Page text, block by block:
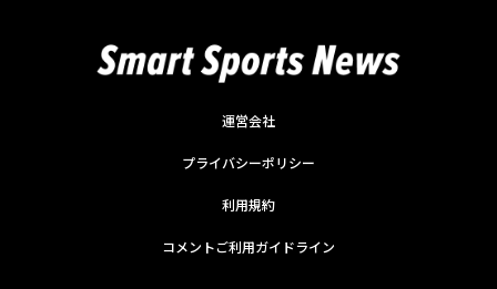
運営会社
プライバシーポリシー
利用規約
コメントご利用ガイドライン